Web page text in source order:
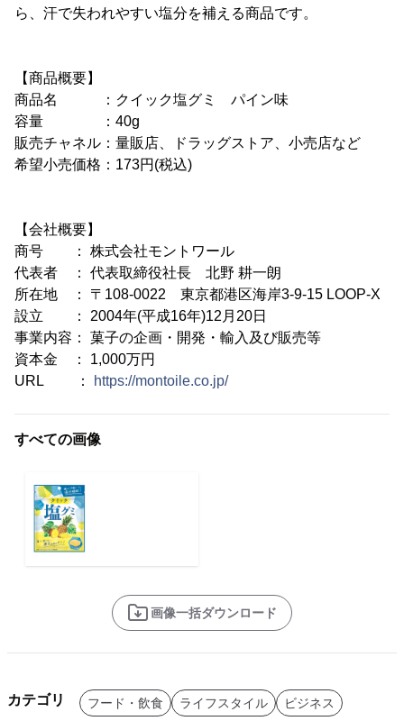
ら、汗で失われやすい塩分を補える商品です。
【商品概要】
商品名 ：クイック塩グミ パイン味
容量 ：40g
販売チャネル：量販店、ドラッグストア、小売店など
希望小売価格：173円(税込)
【会社概要】
商号 ： 株式会社モントワール
代表者 ： 代表取締役社長 北野 耕一朗
所在地 ： 〒108-0022 東京都港区海岸3-9-15 LOOP-X
設立 ： 2004年(平成16年)12月20日
事業内容： 菓子の企画・開発・輸入及び販売等
資本金 ： 1,000万円
URL ：
https://montoile.co.jp/
すべての画像
画像一括ダウンロード
カテゴリ フード・飲食 ライフスタイル ビジネス